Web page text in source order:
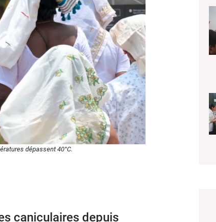
dépassent 40°C.
caniculaires depuis
twitter